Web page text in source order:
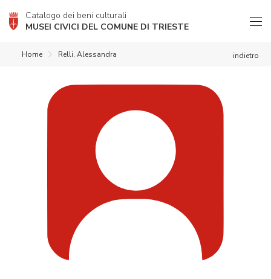
Catalogo dei beni culturali
MUSEI CIVICI DEL COMUNE DI TRIESTE
indietro
Home Relli, Alessandra